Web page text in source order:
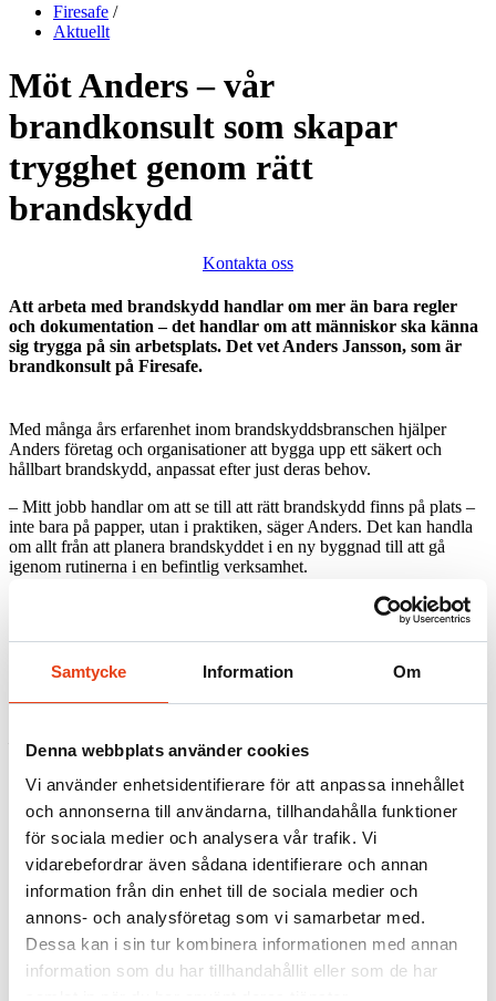
Samtycke Information Om
Denna webbplats använder cookies
Vi använder enhetsidentifierare för att anpassa innehållet
och annonserna till användarna, tillhandahålla funktioner
för sociala medier och analysera vår trafik. Vi
vidarebefordrar även sådana identifierare och annan
information från din enhet till de sociala medier och
annons- och analysföretag som vi samarbetar med.
Dessa kan i sin tur kombinera informationen med annan
information som du har tillhandahållit eller som de har
Firesafe /
Aktuellt
Möt Anders – vår
brandkonsult som skapar
trygghet genom rätt
brandskydd
Kontakta oss
Att arbeta med brandskydd handlar om mer än bara regler
och dokumentation – det handlar om att människor ska känna
sig trygga på sin arbetsplats. Det vet Anders Jansson, som är
brandkonsult på Firesafe.
Med många års erfarenhet inom brandskyddsbranschen hjälper
Anders företag och organisationer att bygga upp ett säkert och
hållbart brandskydd, anpassat efter just deras behov.
– Mitt jobb handlar om att se till att rätt brandskydd finns på plats –
inte bara på papper, utan i praktiken, säger Anders. Det kan handla
om allt från att planera brandskyddet i en ny byggnad till att gå
igenom rutinerna i en befintlig verksamhet.
En brandkonsult arbetar med att förebygga bränder och rädda liv
och se till att byggnader och verksamheter följer gällande
brandskyddsregler. Anders förklarar:
– Vi gör riskanalyser, brandskyddsbesiktningar och tar fram
lösningar som gör det enklare för verksamheter att uppfylla
myndighetskrav och lagkrav och samtidigt skapa en tryggare
arbetsmiljö. I många fall hittar vi enkla förbättringar som gör stor
skillnad.
Exempel på uppdrag en brandkonsult kan hjälpa till med
Anders arbetar med en bredd av uppdrag – både i befintliga
verksamheter och i byggprojekt. Några exempel är:
🔸 Brandskyddsbesiktningar av lokaler och byggnader.